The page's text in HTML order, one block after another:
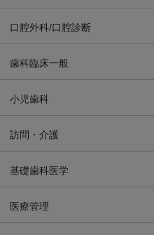
口腔外科/口腔診断
歯科臨床一般
小児歯科
訪問・介護
基礎歯科医学
医療管理